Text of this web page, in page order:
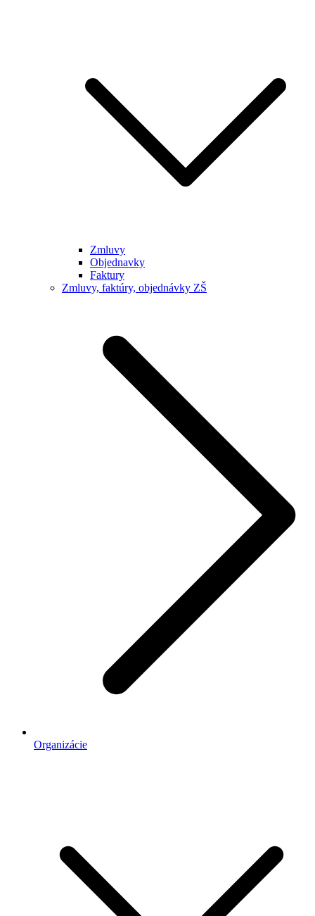
Zmluvy
Objednavky
Faktury
Zmluvy, faktúry, objednávky ZŠ
Organizácie